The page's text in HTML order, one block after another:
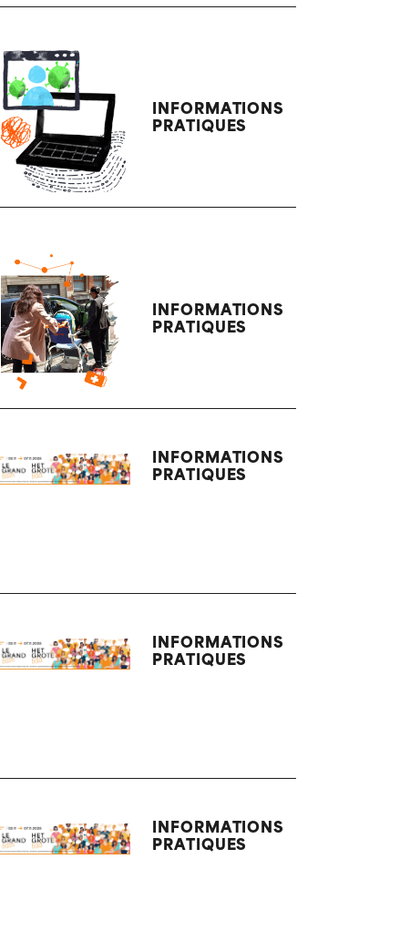
INFORMATIONS
PRATIQUES
INFORMATIONS
PRATIQUES
INFORMATIONS
PRATIQUES
INFORMATIONS
PRATIQUES
INFORMATIONS
PRATIQUES